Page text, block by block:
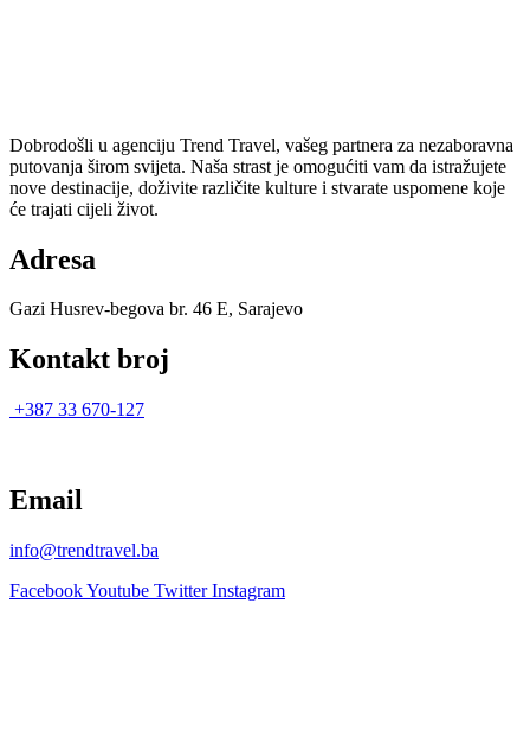
Dobrodošli u agenciju Trend Travel, vašeg partnera za nezaboravna
putovanja širom svijeta. Naša strast je omogućiti vam da istražujete
nove destinacije, doživite različite kulture i stvarate uspomene koje
će trajati cijeli život.
Adresa
Gazi Husrev-begova br. 46 E, Sarajevo
Kontakt broj
+387 33 670-127
Email
info@trendtravel.ba
FacebookYoutube Twitter Instagram